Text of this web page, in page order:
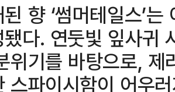
향 ‘썸머테일스’
다. 연둣빛 잎사귀
위기를 바탕으로,
스파이시함이 어우